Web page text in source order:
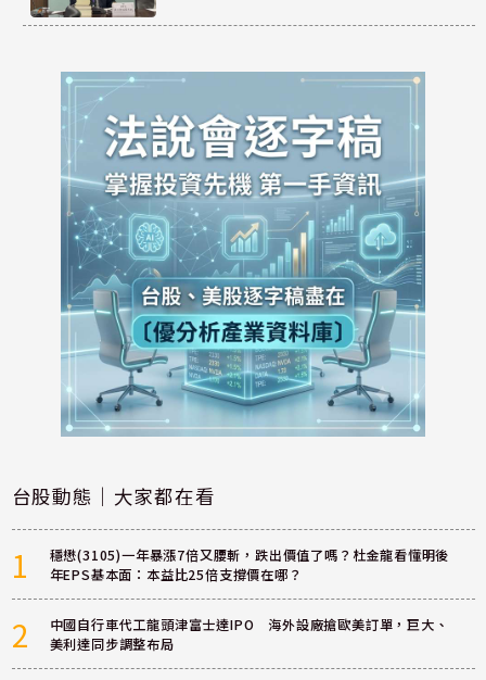
台股動態｜大家都在看
1
穩懋(3105)一年暴漲7倍又腰斬，跌出價值了嗎？杜金龍看懂明後
年EPS基本面：本益比25倍支撐價在哪？
2
中國自行車代工龍頭津富士達IPO 海外設廠搶歐美訂單，巨大、
美利達同步調整布局